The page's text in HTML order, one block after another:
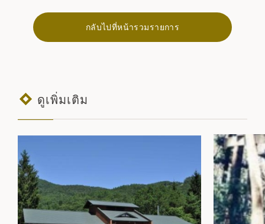
กลับไปที่หน้ารวมรายการ
ดูเพิ่มเติม